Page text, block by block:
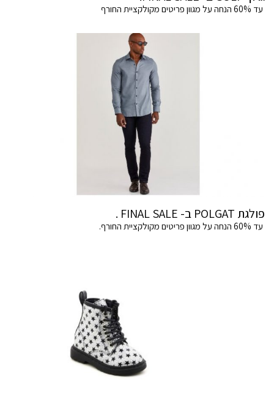
עד 60% הנחה על מגוון פריטים מקולקציית החורף
פולגת POLGAT ב- FINAL SALE .
עד 60% הנחה על מגוון פריטים מקולקציית החורף.